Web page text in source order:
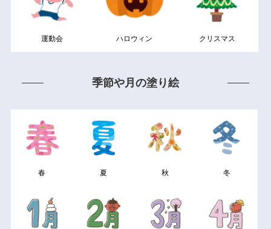
運動会 ハロウィン クリスマス
季節や月の塗り絵
春 夏 秋 冬